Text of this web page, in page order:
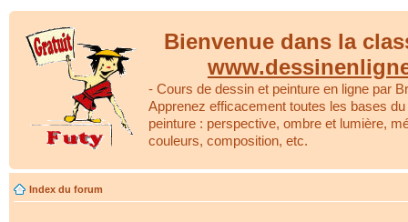
Bienvenue dans la
- Cours de dessin et peinture en ligne par
Apprenez efficacement toutes les bases
peinture : perspective, ombre et lumière,
couleurs, composition, etc.
Index du forum